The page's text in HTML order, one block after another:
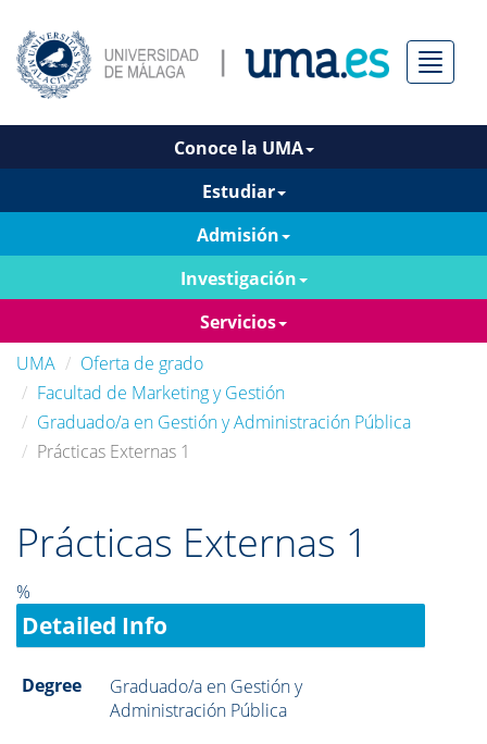
Menú
Conoce la UMA
Estudiar
Admisión
Investigación
Servicios
UMA
Oferta de grado
Facultad de Marketing y Gestión
Graduado/a en Gestión y Administración Pública
Prácticas Externas 1
Prácticas Externas 1
%
Detailed Info
Degree
Graduado/a en Gestión y
Administración Pública